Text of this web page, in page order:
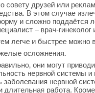
совету друзей или
В этом случае
и сложно поддаётся
– врач-гинеколог
легче и быстрее можно
осложнения.
они могут
нервной системы и
нервной
длительная работа.